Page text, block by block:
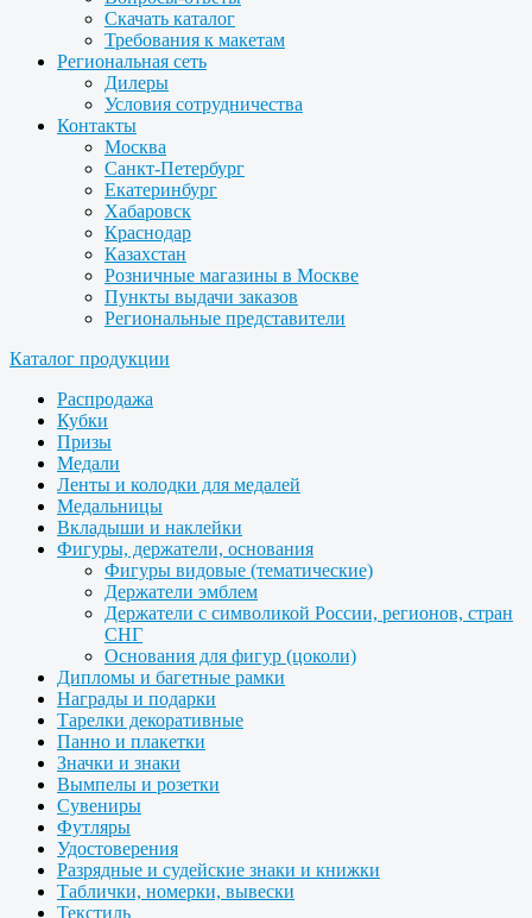
Скачать каталог
Требования к макетам
Региональная сеть
Дилеры
Условия сотрудничества
Контакты
Москва
Санкт-Петербург
Екатеринбург
Хабаровск
Краснодар
Казахстан
Розничные магазины в Москве
Пункты выдачи заказов
Региональные представители
Каталог продукции
Распродажа
Кубки
Призы
Медали
Ленты и колодки для медалей
Медальницы
Вкладыши и наклейки
Фигуры, держатели, основания
Фигуры видовые (тематические)
Держатели эмблем
Держатели с символикой России, регионов, стран
СНГ
Основания для фигур (цоколи)
Дипломы и багетные рамки
Награды и подарки
Тарелки декоративные
Панно и плакетки
Значки и знаки
Вымпелы и розетки
Сувениры
Футляры
Удостоверения
Разрядные и судейские знаки и книжки
Таблички, номерки, вывески
Текстиль